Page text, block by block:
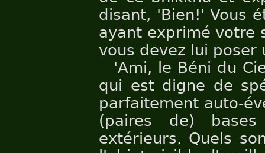
disant, 'Bien!' Vous
ayant exprimé votre
vous devez lui poser
'Ami, le Béni du
qui est digne de
parfaitement auto-
(paires de)
extérieurs. Quels